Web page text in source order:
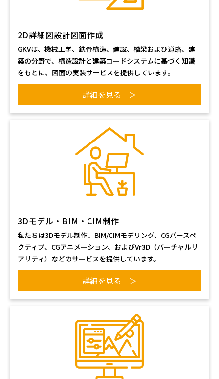
2D詳細図設計図面作成
GKVは、機械工学、鉄骨構造、建設、橋梁および道路、建
築の分野で、構造設計と建築コードシステムに基づく知識
をもとに、図面の実装サービスを提供しています。
詳細を見る ＞
3Dモデル・BIM・CIM制作
私たちは3Dモデル制作、BIM/CIMモデリング、CGパースペ
クティブ、CGアニメーション、およびVr3D（バーチャルリ
アリティ）などのサービスを提供しています。
詳細を見る ＞